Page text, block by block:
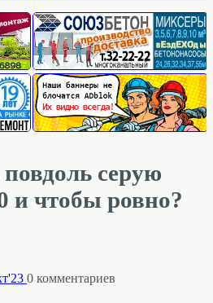
серую
и чтобы ровно?
0 комментариев